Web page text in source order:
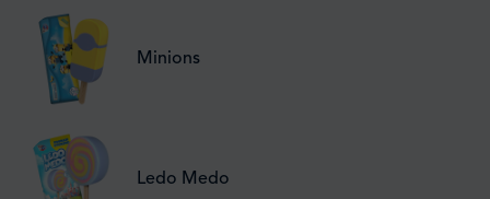
Minions
Ledo Medo